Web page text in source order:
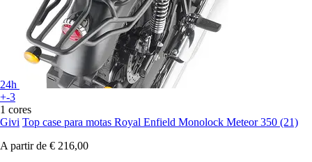
24h
+-3
1 cores
Givi Top case para motas Royal Enfield Monolock Meteor 350 (21)
A partir de € 216,00